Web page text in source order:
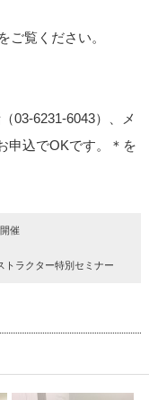
ご覧ください。
03-6231-6043）、メ
申込でOKです。＊を
催
トラクター特別セミナー